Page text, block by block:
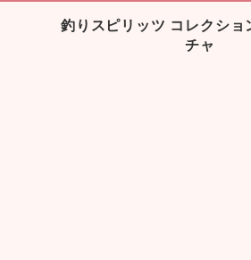
釣りスピリッツ コレクショ
チャ